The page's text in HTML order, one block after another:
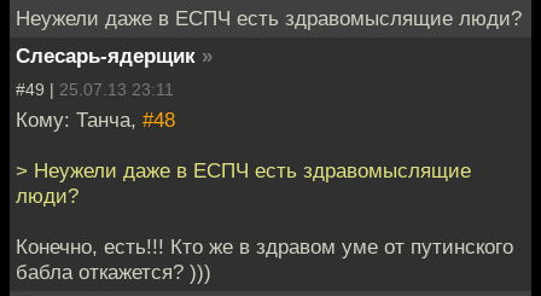
Неужели даже в ЕСПЧ есть здравомыслящие люди?
Слесарь-ядерщик »
#49 | 25.07.13 23:11
Кому: Танча, #48
> Неужели даже в ЕСПЧ есть здравомыслящие
люди?
Конечно, есть!!! Кто же в здравом уме от путинского
бабла откажется? )))